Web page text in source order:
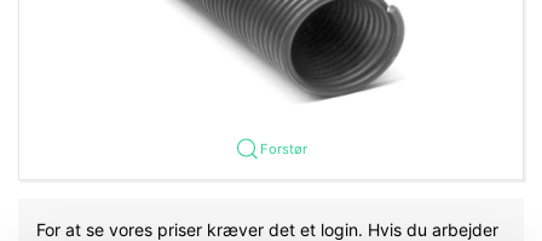
Forstør
For at se vores priser kræver det et login. Hvis du arbejder